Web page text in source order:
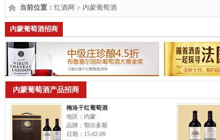
当前位置： 红酒网 > 内蒙葡萄酒
内蒙葡萄酒招商
内蒙葡萄酒产品招商
梅洛干红葡萄酒
地区：内蒙
品牌：鄂尔多斯
日期：15-02-09